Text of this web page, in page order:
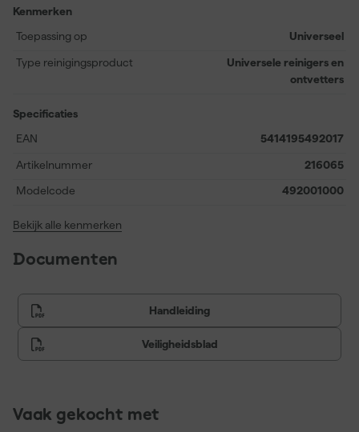
op aantasting. De formule is huidveilig en bovendien biologisch
afbreekbaar, wat betekent dat je niet alleen grondig
Het product lost geheel op in water en is bij normaal gebruik niet
giftig, al wordt inname afgeraden. Kies voor betrouwbaarheid en
liter verpakking.
Kenmerken
Toepassing op
Universeel
Type reinigingsproduct
Universele reinigers en
ontvetters
Specificaties
EAN
5414195492017
Artikelnummer 216065
Modelcode 492001000
Bekijk alle kenmerken
Documenten
Handleiding
Veiligheidsblad
Vaak gekocht met